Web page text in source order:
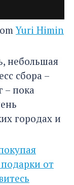
Yuri Himin
небольшая
сбора –
– пока
городах и
от